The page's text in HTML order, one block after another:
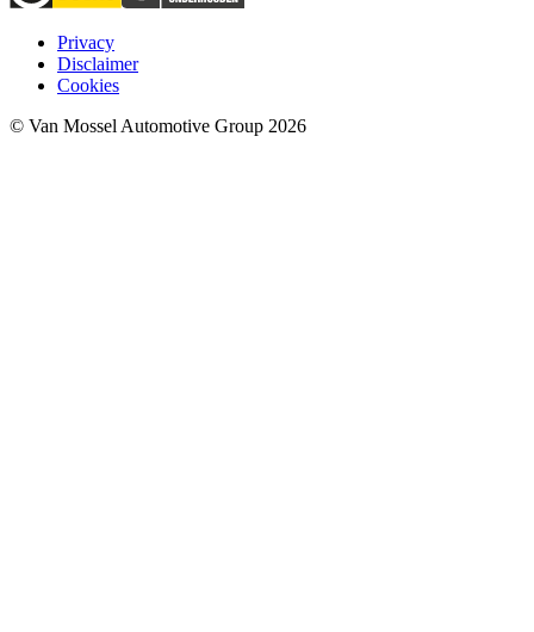
Privacy
Disclaimer
Cookies
© Van Mossel Automotive Group 2026